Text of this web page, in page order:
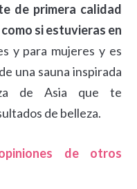
de primera calidad
si estuvieras en
y para mujeres y es
una sauna inspirada
de Asia que te
de belleza.
de otros